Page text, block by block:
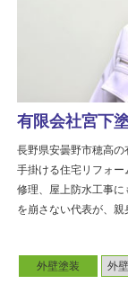
外壁塗装 外
有限会社宮下
長野県安曇野市穂高
手掛ける住宅リフォ
修理、屋上防水工事
を崩さない代表が、親